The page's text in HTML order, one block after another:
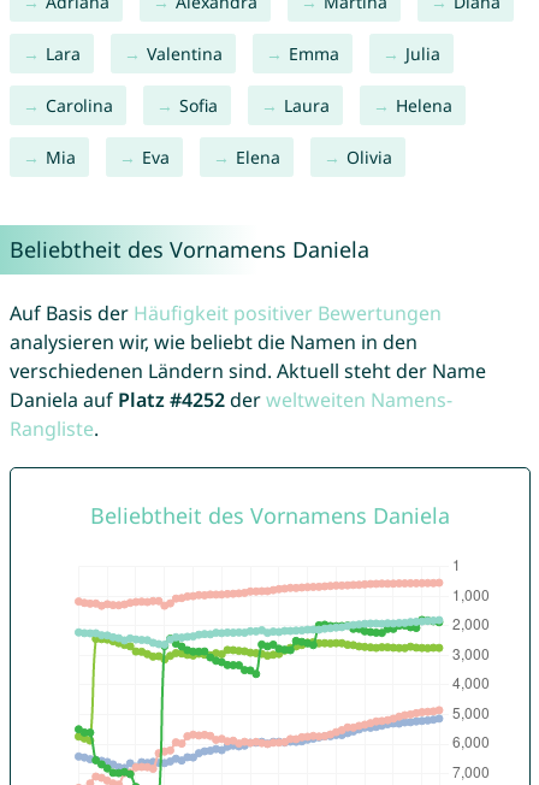
Lara Valentina Emma Julia
Carolina Sofia Laura Helena
Mia Eva Elena Olivia
Beliebtheit des Vornamens Daniela
Auf Basis der Häufigkeit positiver Bewertungen
analysieren wir, wie beliebt die Namen in den
verschiedenen Ländern sind. Aktuell steht der Name
Daniela auf Platz #4252derweltweiten Namens-
Rangliste.